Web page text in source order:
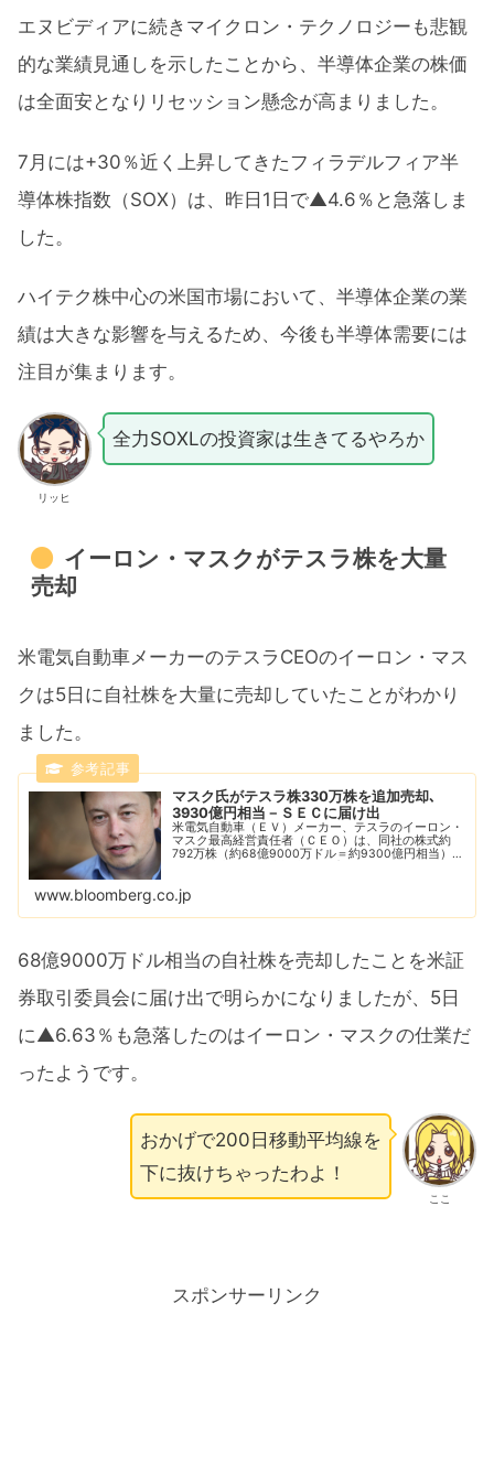
エヌビディアに続きマイクロン・テクノロジーも悲観
的な業績見通しを示したことから、半導体企業の株価
は全面安となりリセッション懸念が高まりました。
7月には+30％近く上昇してきたフィラデルフィア半
導体株指数（SOX）は、昨日1日で▲4.6％と急落しま
した。
ハイテク株中心の米国市場において、半導体企業の業
績は大きな影響を与えるため、今後も半導体需要には
注目が集まります。
リッヒ
全力SOXLの投資家は生きてるやろか
イーロン・マスクがテスラ株を大量
売却
米電気自動車メーカーのテスラCEOのイーロン・マス
クは5日に自社株を大量に売却していたことがわかり
ました。
マスク氏がテスラ株330万株を追加売却､
3930億円相当－ＳＥＣに届け出
米電気自動車（ＥＶ）メーカー、テスラのイーロン・
マスク最高経営責任者（ＣＥＯ）は、同社の株式約
792万株（約68億9000万ドル＝約9300億円相当）を
www.bloomberg.co.jp
68億9000万ドル相当の自社株を売却したことを米証
券取引委員会に届け出で明らかになりましたが、5日
に▲6.63％も急落したのはイーロン・マスクの仕業だ
ったようです。
ここ
おかげで200日移動平均線を
下に抜けちゃったわよ！
スポンサーリンク